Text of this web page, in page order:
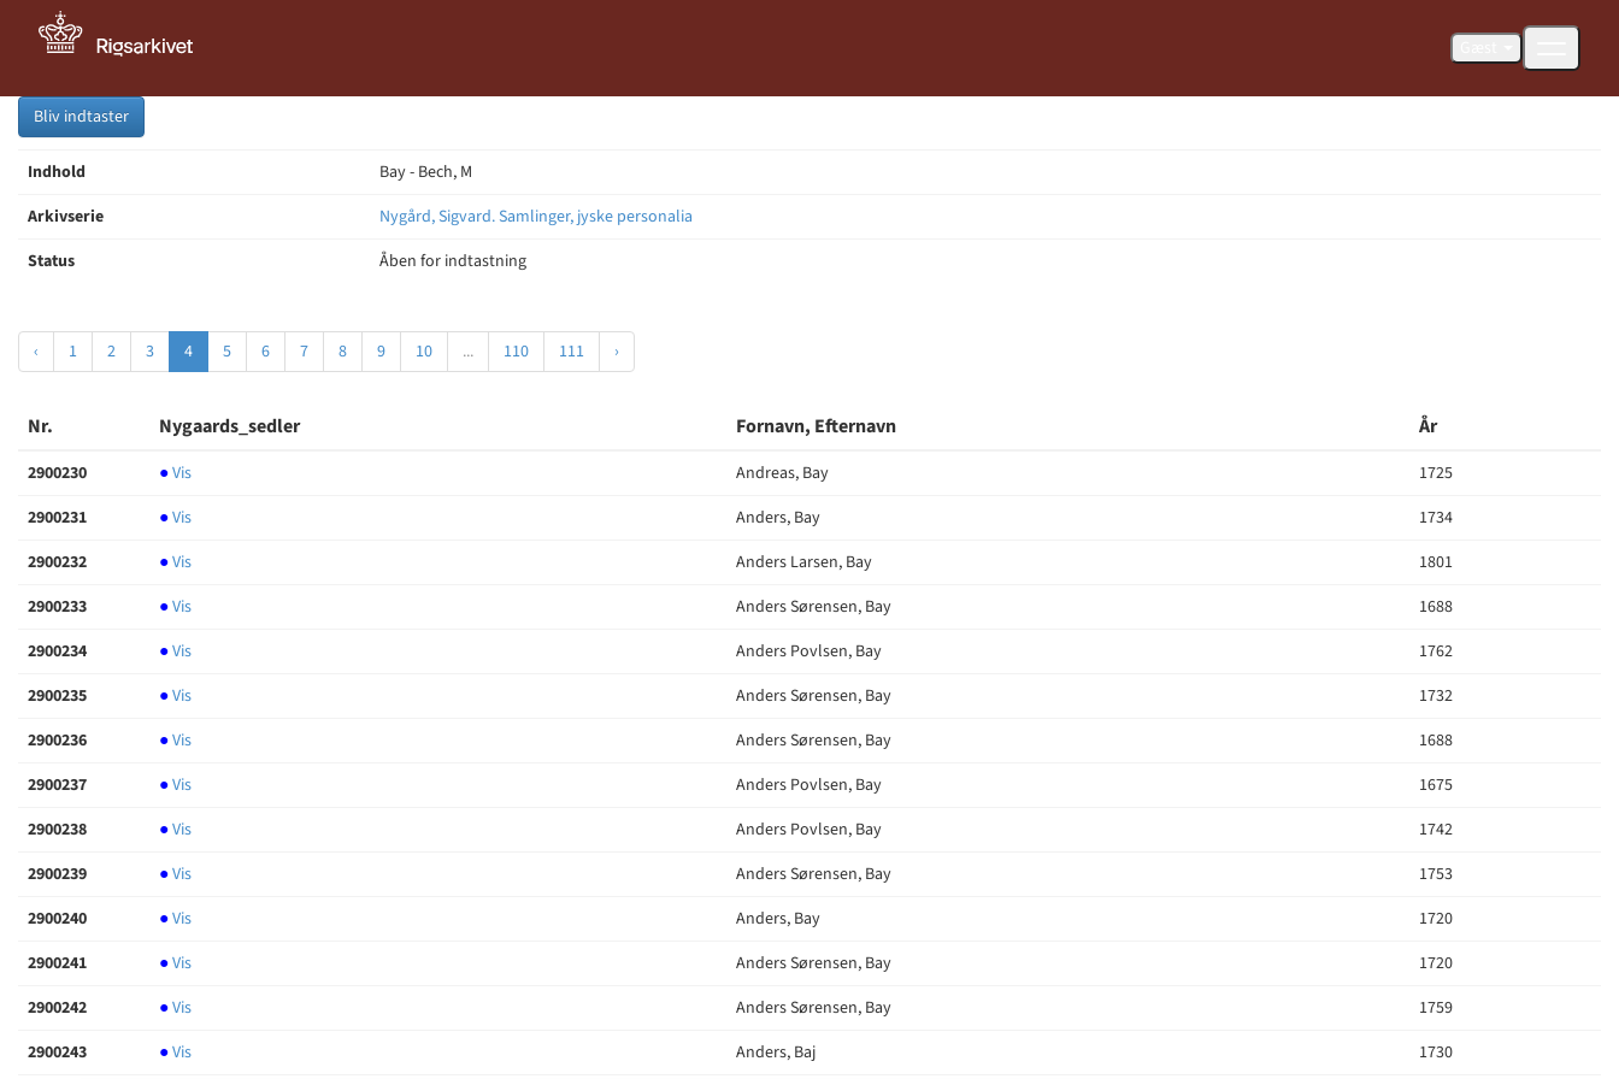
Bliv indtaster
Indhold
Bay - Bech, M
Arkivserie
Nygård, Sigvard. Samlinger, jyske personalia
Status
Åben for indtastning
‹ 1 2 3 4 5 6 7 8 9 10 ... 110 111 ›
Nr. Nygaards_sedler Fornavn, Efternavn År
2900230 ●Vis Andreas, Bay
1725
2900231
●Vis Anders, Bay
1734
2900232
●Vis Anders Larsen, Bay
1801
2900233
●Vis Anders Sørensen, Bay
1688
2900234
●Vis Anders Povlsen, Bay
1762
2900235
●Vis Anders Sørensen, Bay
1732
2900236
●Vis Anders Sørensen, Bay
1688
2900237
●Vis Anders Povlsen, Bay
1675
2900238
●Vis Anders Povlsen, Bay
1742
2900239
●Vis Anders Sørensen, Bay
1753
2900240
●Vis Anders, Bay
1720
2900241
●Vis Anders Sørensen, Bay
1720
2900242
●Vis Anders Sørensen, Bay
1759
2900243
●Vis Anders, Baj 1730